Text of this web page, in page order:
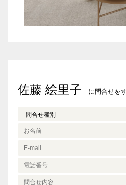
みなさまが磨いてきたもの
これから磨きたいものはな
みなさんがますます幸せに
佐藤 絵里子 に問合せを